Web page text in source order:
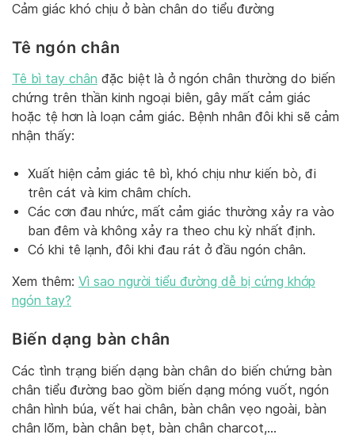
Cảm giác khó chịu ở bàn chân do tiểu đường
Tê ngón chân
Tê bì tay chân đặc biệt là ở ngón chân thường do biến
chứng trên thần kinh ngoại biên, gây mất cảm giác
hoặc tệ hơn là loạn cảm giác. Bệnh nhân đôi khi sẽ cảm
nhận thấy:
Xuất hiện cảm giác tê bì, khó chịu như kiến bò, đi
trên cát và kim châm chích.
Các cơn đau nhức, mất cảm giác thường xảy ra vào
ban đêm và không xảy ra theo chu kỳ nhất định.
Có khi tê lạnh, đôi khi đau rát ở đầu ngón chân.
Xem thêm: Vì sao người tiểu đường dễ bị cứng khớp
ngón tay?
Biến dạng bàn chân
Các tình trạng biến dạng bàn chân do biến chứng bàn
chân tiểu đường bao gồm biến dạng móng vuốt, ngón
chân hình búa, vết hai chân, bàn chân vẹo ngoài, bàn
chân lõm, bàn chân bẹt, bàn chân charcot,…